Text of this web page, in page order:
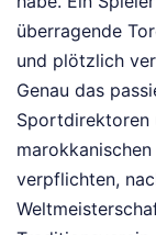
überragende
und plötzlich
Genau das
Sportdirektoren
verpflichten,